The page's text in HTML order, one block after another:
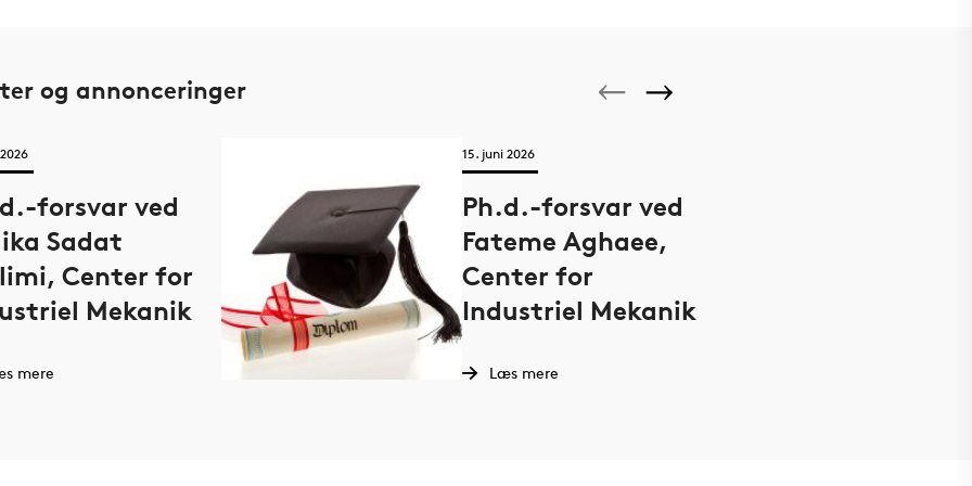
at gøre forskningen til en virksomhed.
og annonceringer
forsvar ved
Sadat
Center for
Mekanik
mere
15. juni 2026
Ph.d.-forsvar ved
Fateme Aghaee,
Center for
Industriel Mekanik
Læs mere